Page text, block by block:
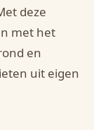
deze
met het
en
uit eigen